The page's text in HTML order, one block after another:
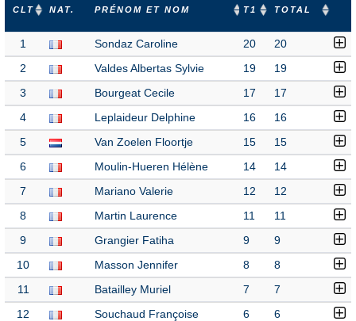
CLT NAT. PRÉNOM ET NOM T1 TOTAL
1 Sondaz Caroline 20 20
2 Valdes Albertas Sylvie 19 19
3 Bourgeat Cecile 17 17
4 Leplaideur Delphine 16 16
5 Van Zoelen Floortje 15 15
6 Moulin-Hueren Hélène 14 14
7 Mariano Valerie 12 12
8 Martin Laurence 11 11
9 Grangier Fatiha 9 9
10 Masson Jennifer 8 8
11 Batailley Muriel 7 7
12 Souchaud Françoise 6 6